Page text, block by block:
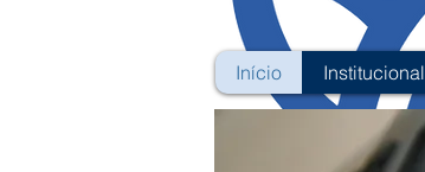
Início Institucional